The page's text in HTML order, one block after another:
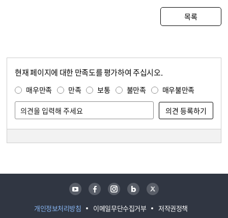
목록
현재 페이지에 대한 만족도를 평가하여 주십시오.
매우만족 만족 보통 불만족 매우불만족
개인정보처리방침 이메일무단수집거부 저작권정책
유튜브 페이스북 인스타그램 블로그 트위터